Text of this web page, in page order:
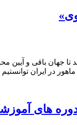
تا جهان باقی و
در ایران توانستیم
های